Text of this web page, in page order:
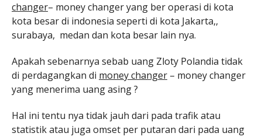
changer– money changer yang ber operasi di kota
kota besar di indonesia seperti di kota Jakarta,,
surabaya, medan dan kota besar lain nya.
Apakah sebenarnya sebab uang Zloty Polandia tidak
di perdagangkan di money changer – money changer
yang menerima uang asing ?
Hal ini tentu nya tidak jauh dari pada trafik atau
statistik atau juga omset per putaran dari pada uang